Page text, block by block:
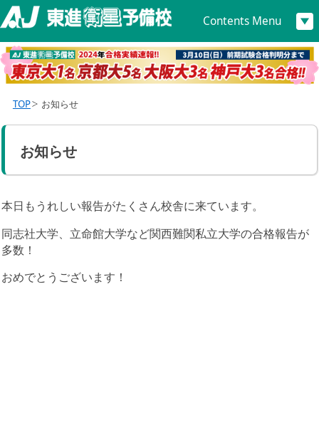
Contents Menu
TOP お知らせ
お知らせ
本日もうれしい報告がたくさん校舎に来ています。
同志社大学、立命館大学など関西難関私立大学の合格報告が
多数！
おめでとうございます！